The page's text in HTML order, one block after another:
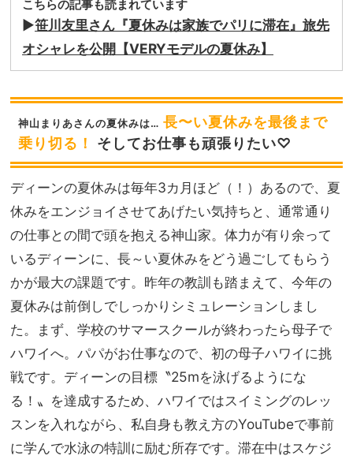
こちらの記事も読まれています
▶︎笹川友里さん『夏休みは家族でパリに滞在』旅先
オシャレを公開【VERYモデルの夏休み】
神山まりあさんの夏休みは… 長〜い夏休みを最後まで
乗り切る！
そしてお仕事も頑張りたい♡
ディーンの夏休みは毎年3カ月ほど（！）あるので、夏
休みをエンジョイさせてあげたい気持ちと、通常通り
の仕事との間で頭を抱える神山家。体力が有り余って
いるディーンに、長～い夏休みをどう過ごしてもらう
かが最大の課題です。昨年の教訓も踏まえて、今年の
夏休みは前倒しでしっかりシミュレーションしまし
た。まず、学校のサマースクールが終わったら母子で
ハワイへ。パパがお仕事なので、初の母子ハワイに挑
戦です。ディーンの目標〝25mを泳げるようにな
る！〟を達成するため、ハワイではスイミングのレッ
スンを入れながら、私自身も教え方のYouTubeで事前
に学んで水泳の特訓に励む所存です。滞在中はスケジ